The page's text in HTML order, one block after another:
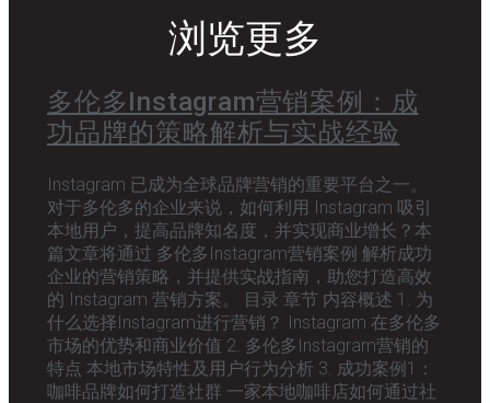
浏览更多
多伦多Instagram营销案例：成
功品牌的策略解析与实战经验
Instagram 已成为全球品牌营销的重要平台之一。
对于多伦多的企业来说，如何利用 Instagram 吸引
本地用户，提高品牌知名度，并实现商业增长？本
篇文章将通过 多伦多Instagram营销案例 解析成功
企业的营销策略，并提供实战指南，助您打造高效
的 Instagram 营销方案。 目录 章节 内容概述 1. 为
什么选择Instagram进行营销？ Instagram 在多伦多
市场的优势和商业价值 2. 多伦多Instagram营销的
特点 本地市场特性及用户行为分析 3. 成功案例1：
咖啡品牌如何打造社群 一家本地咖啡店如何通过社